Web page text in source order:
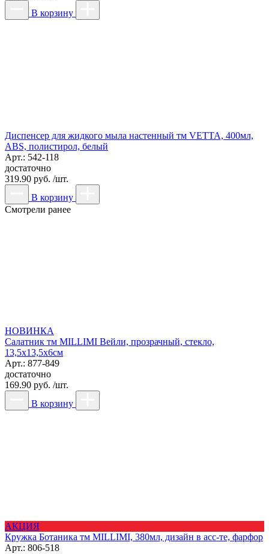
В корзину
Диспенсер для жидкого мыла настенный тм VETTA, 400мл,
ABS, полистирол, белый
Арт.: 542-118
достаточно
319.90 руб. /шт.
В корзину
Смотрели ранее
НОВИНКА
Салатник тм MILLIMI Вейли, прозрачный, стекло,
13,5x13,5x6см
Арт.: 877-849
достаточно
169.90 руб. /шт.
В корзину
АКЦИЯ
Кружка Ботаника тм MILLIMI, 380мл, дизайн в асс-те, фарфор
Арт.: 806-518